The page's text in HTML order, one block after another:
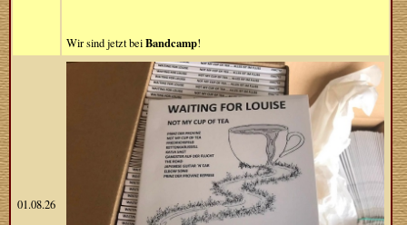
Wir sind jetzt beiBandcamp!
01.08.26